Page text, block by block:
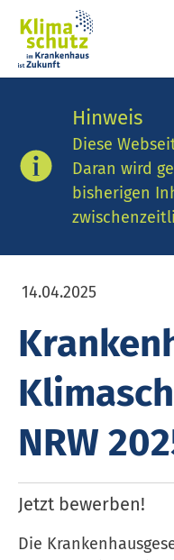
Skip to main content
Skip to page footer
Hinweis
Diese
Daran wird
bisherigen
14.04.2025
NRW
Jetzt bewerben!
Die